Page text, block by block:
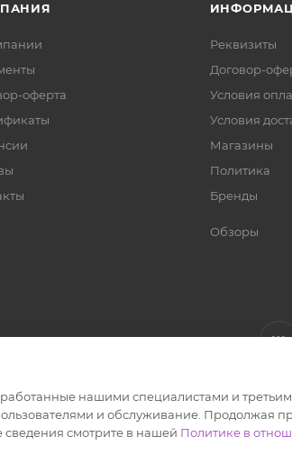
оферта
Реквизиты
Договор-
Условия
Условия
Магазины
Политика
Бренды
Обзоры
интернет-магазин
нашими специалистами и
и обслуживание. Продолжая
смотрите в нашей Политике в